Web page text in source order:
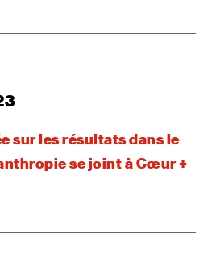
sur les résultats dans le
se joint à Cœur +